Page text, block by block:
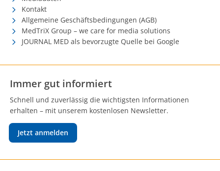
Kontakt
Allgemeine Geschäftsbedingungen (AGB)
MedTriX Group – we care for media solutions
JOURNAL MED als bevorzugte Quelle bei Google
Immer gut informiert
Schnell und zuverlässig die wichtigsten Informationen
erhalten – mit unserem kostenlosen Newsletter.
Jetzt anmelden